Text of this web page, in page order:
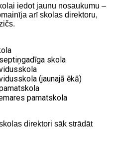
iedot jaunu nosaukumu –
arī skolas direktoru,
skola
(jaunajā ēkā)
pamatskola
direktori sāk strādāt